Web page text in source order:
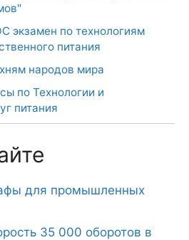
экзамен по технологиям
питания
народов мира
по Технологии и
питания
для промышленных
35 000 оборотов в